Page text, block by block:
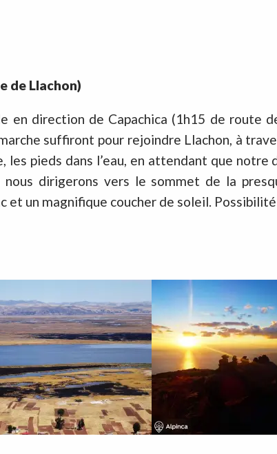
de Llachon)
en direction de Capachica (1h15 de route
suffiront pour rejoindre Llachon, à
les pieds dans l’eau, en attendant que notre
dirigerons vers le sommet de la
et un magnifique coucher de soleil.